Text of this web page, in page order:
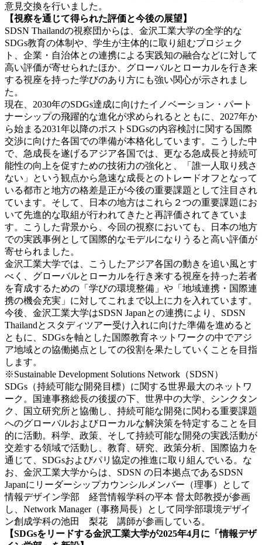
意見交換を行いました。
【視察を通じて得られた評価と今後の展望】
SDSN Thailandの視察団からは、金沢工業大学の全学的な
SDGs教育の体制や、学生が主体的に取り組むプロジェク
ト、企業・自治体との連携による実践知の融合などに対して
高い評価が寄せられたほか、グローバルとローカルを行き来
する視座を持った学びのあり方にも強い関心が示されまし
た。
現在、2030年のSDGs達成に向けたイノベーション・パート
ナーシップの飛躍的な進化が求められるとともに、2027年か
ら始まる2031年以降のポストSDGsの内容検討に関する国際
交渉に向けた各国での準備が本格化しています。こうした中
で、急成長を遂げるアジア各国では、更なる急成長と持続可
能性の向上を促すための技術力の強化と、「誰一人取り残さ
ない」という観点から急速な成長とのトレードオフとなって
いる都市と地方の格差是正が今後の重要課題として注目され
ています。そして、日本の地方はこれら２つの重要課題にお
いて先進的な取組が行われてきたと再評価されてきていま
す。こうした背景から、今回の視察においても、日本の地方
での実践事例として国際的なモデルになりうると高い評価が
寄せられました。
金沢工業大学では、こうしたアジア各国の動きを追い風とす
べく、グローバルとローカルを行き来する視座を持った若者
を育成するための「学びの環境整備」や「地域連携・国際連
携の機会充実」に対してこれまで以上に力を入れています。
今後、金沢工業大学はSDSN Japanとの連携により、SDSN
Thailandとスタディツアー受け入れに向けた準備を進めると
ともに、SDGsを軸とした国際教育ネットワークの中でアジ
ア地域との協働拠点としての役割を果たしていくことを目指
します。
※Sustainable Development Solutions Network（SDSN）
SDGs（持続可能な開発目標）に関する世界最大のネットワ
ーク。国連事務総長の後援の下、世界中の大学、シンクタン
ク、国立研究所と協働し、持続可能な開発に関わる重要課題
へのグローバルおよびローカルな解決策を特定することを目
的に活動。科学、政策、そして持続可能な開発の実践活動が
交差する領域で活動し、教育、研究、政策分析、国際協力を
通じて、SDGsおよびパリ協定の推進に取り組んでいる。な
お、金沢工業大学からは、SDSN の日本拠点であるSDSN
Japanにリーダーシップカウンシルメンバー（理事）として
情報デザイン学部 経営情報学科の平本 督太郎教授が参画
し、Network Manager（事務局長）として同学部環境デザイ
ン創成学科の池田 梨花 講師が参画している。
【SDGsをリードする金沢工業大学が2025年4月に「情報デザ